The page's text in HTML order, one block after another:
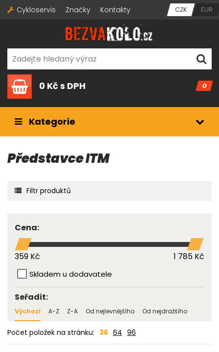
Cykloservis Značky Kontakty CZK EUR
0
0 Kčs DPH
Kategorie
Představce ITM
Filtr produktů
Cena:
359 Kč 1 785 Kč
Skladem u dodavatele
Seřadit:
Výchozí A-Z Z-A Od nejlevnějšího Od nejdražšího
Počet položek na stránku: 36 64 96